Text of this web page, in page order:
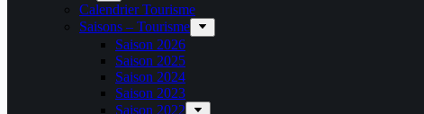
Calendrier Tourisme
Saisons – Tourisme
Saison 2026
Saison 2025
Saison 2024
Saison 2023
Saison 2022